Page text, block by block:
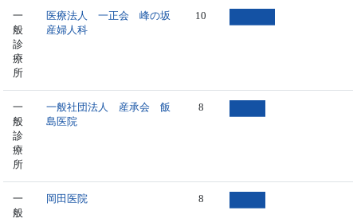
一
般
診
療
所
医療法人 一正会 峰の坂
産婦人科
10
一
般
診
療
所
一般社団法人 産承会 飯
島医院
8
一
般
岡田医院 8